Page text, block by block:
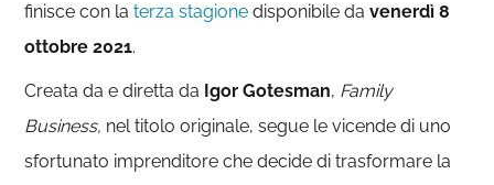
finisce con laterza stagione disponibile davenerdì 8
ottobre 2021.
Creata da e diretta da Igor Gotesman, Family
Business, nel titolo originale, segue le vicende di uno
sfortunato imprenditore che decide di trasformare la